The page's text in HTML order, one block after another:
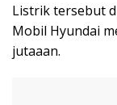
Listrik tersebut
Mobil Hyundai
jutaaan.